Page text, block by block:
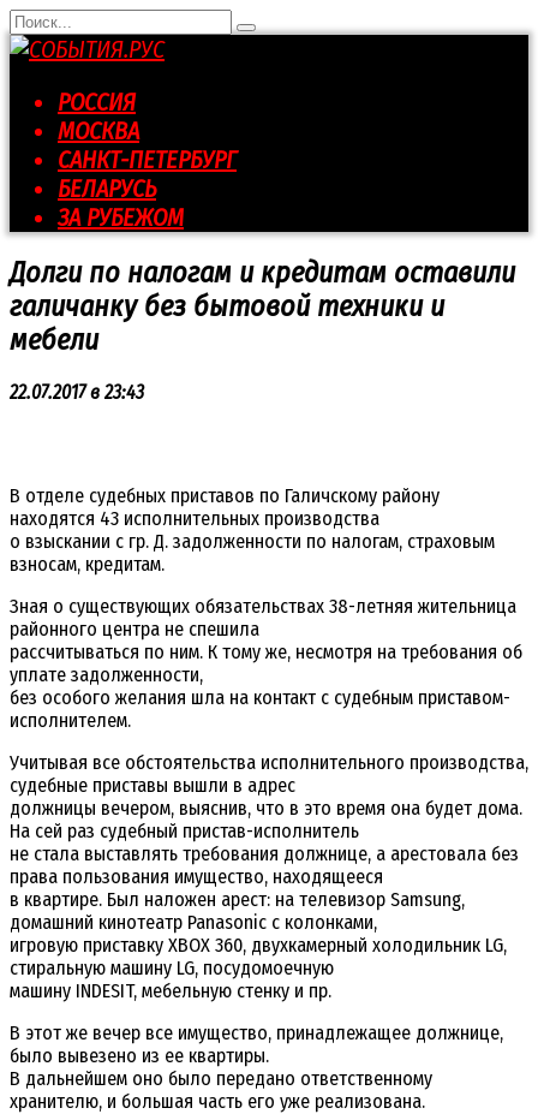
Перейти
к
контенту
Search
for:
РОССИЯ
МОСКВА
САНКТ-ПЕТЕРБУРГ
БЕЛАРУСЬ
ЗА РУБЕЖОМ
Долги по налогам и кредитам оставили
галичанку без бытовой техники и
мебели
22.07.2017 в 23:43
В отделе судебных приставов по Галичскому району
находятся 43 исполнительных производства
о взыскании с гр. Д. задолженности по налогам, страховым
взносам, кредитам.
Зная о существующих обязательствах 38-летняя жительница
районного центра не спешила
рассчитываться по ним. К тому же, несмотря на требования об
уплате задолженности,
без особого желания шла на контакт с судебным приставом-
исполнителем.
Учитывая все обстоятельства исполнительного производства,
судебные приставы вышли в адрес
должницы вечером, выяснив, что в это время она будет дома.
На сей раз судебный пристав-исполнитель
не стала выставлять требования должнице, а арестовала без
права пользования имущество, находящееся
в квартире. Был наложен арест: на телевизор Samsung,
домашний кинотеатр Panasonic с колонками,
игровую приставку XBOX 360, двухкамерный холодильник LG,
стиральную машину LG, посудомоечную
машину INDESIT, мебельную стенку и пр.
В этот же вечер все имущество, принадлежащее должнице,
было вывезено из ее квартиры.
В дальнейшем оно было передано ответственному
хранителю, и большая часть его уже реализована.